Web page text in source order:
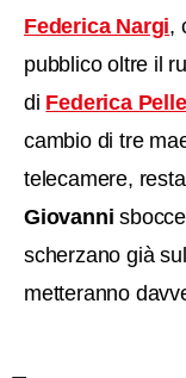
Federica Nargi,
pubblico oltre il
di Federica
cambio di tre
telecamere,
Giovanni
scherzano già
metteranno